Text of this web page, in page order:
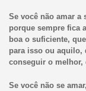
Se você não amar a
porque sempre fica
boa o suficiente,
para isso ou aquilo,
conseguir o
Se você não se